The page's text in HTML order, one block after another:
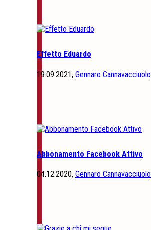
Effetto Eduardo
19.09.2021, Gennaro Cannavacciuolo
Abbonamento Facebook Attivo
04.12.2020, Gennaro Cannavacciuolo